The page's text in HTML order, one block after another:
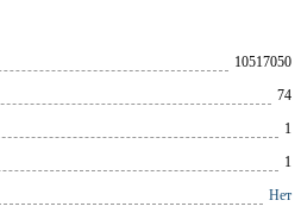
10517050
74
1
1
Нет